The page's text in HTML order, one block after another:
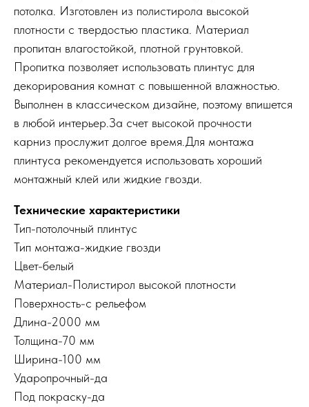
потолка. Изготовлен из полистирола высокой
плотности с твердостью пластика. Материал
пропитан влагостойкой, плотной грунтовкой.
Пропитка позволяет использовать плинтус для
декорирования комнат с повышенной влажностью.
Выполнен в классическом дизайне, поэтому впишется
в любой интерьер.За счет высокой прочности
карниз прослужит долгое время.Для монтажа
плинтуса рекомендуется использовать хороший
монтажный клей или жидкие гвозди.
Технические характеристики
Тип-потолочный плинтус
Тип монтажа-жидкие гвозди
Цвет-белый
Материал-Полистирол высокой плотности
Поверхность-с рельефом
Длина-2000 мм
Толщина-70 мм
Ширина-100 мм
Ударопрочный-да
Под покраску-да